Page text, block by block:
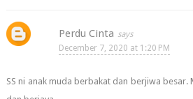
Perdu Cinta
December 7, 2020 at 1:20 PM
SS ni anak muda berbakat dan berjiwa